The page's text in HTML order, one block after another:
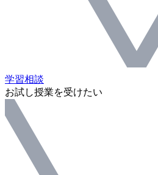
学習相談
お試し授業を受けたい